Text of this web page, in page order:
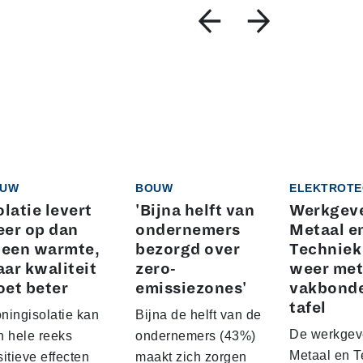
levert
op dan
warmte,
kwaliteit
beter
kan
hele reeks
effecten
BOUW
'Bijna helft van
ondernemers
bezorgd over
zero-
emissiezones'
Bijna de helft van de
ondernemers (43%)
maakt zich zorgen
Metaal
weer met
tafel
De
Metaal en